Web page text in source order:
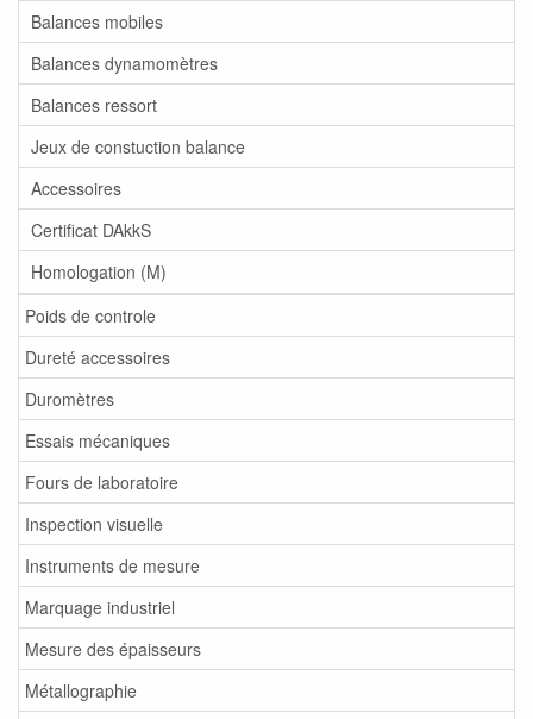
Balances mobiles
Balances dynamomètres
Balances ressort
Jeux de constuction balance
Accessoires
Certificat DAkkS
Homologation (M)
Poids de controle
Dureté accessoires
Duromètres
Essais mécaniques
Fours de laboratoire
Inspection visuelle
Instruments de mesure
Marquage industriel
Mesure des épaisseurs
Métallographie